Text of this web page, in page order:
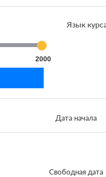
Язык
2000
Дата начала
Свободная дата